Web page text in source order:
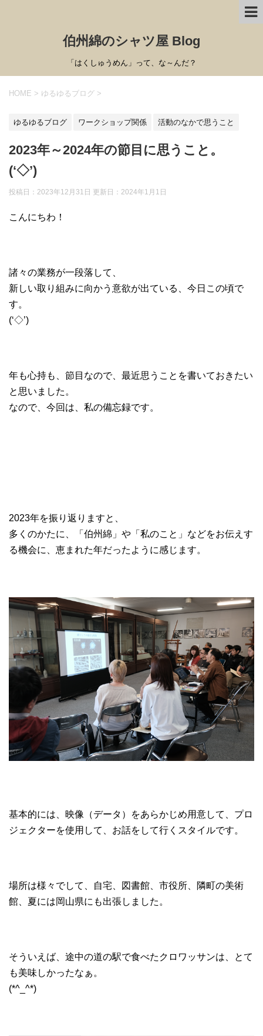
伯州綿のシャツ屋 Blog
「はくしゅうめん」って、な～んだ？
HOME > ゆるゆるブログ >
ゆるゆるブログ ワークショップ関係 活動のなかで思うこと
2023年～2024年の節目に思うこと。
(‘◇’)ゞ
投稿日：2023年12月31日 更新日： 2024年1月1日
こんにちわ！
諸々の業務が一段落して、
新しい取り組みに向かう意欲が出ている、今日この頃で
す。
(‘◇’)ゞ
年も心持も、節目なので、最近思うことを書いておきたい
と思いました。
なので、今回は、私の備忘録です。
2023年を振り返りますと、
多くのかたに、「伯州綿」や「私のこと」などをお伝えす
る機会に、恵まれた年だったように感じます。
基本的には、映像（データ）をあらかじめ用意して、プロ
ジェクターを使用して、お話をして行くスタイルです。
場所は様々でして、自宅、図書館、市役所、隣町の美術
館、夏には岡山県にも出張しました。
そういえば、途中の道の駅で食べたクロワッサンは、とて
も美味しかったなぁ。
(*^_^*)